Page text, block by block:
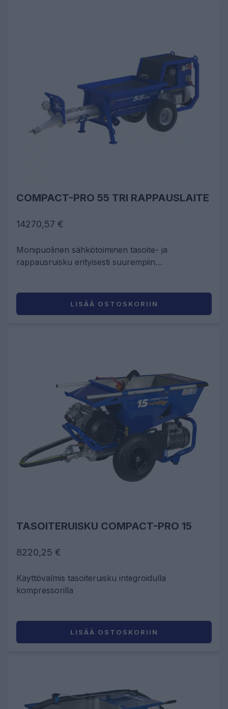
COMPACT-PRO 55 TRI RAPPAUSLAITE
14270,57 €
Monipuolinen sähkötoiminen tasoite- ja
rappausruisku erityisesti suurempiin
LISÄÄ OSTOSKORIIN
TASOITERUISKU COMPACT-PRO 15
8220,25 €
Käyttövalmis tasoiteruisku integroidulla
kompressorilla
LISÄÄ OSTOSKORIIN